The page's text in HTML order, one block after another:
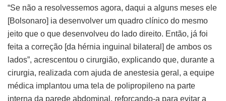
“Se não a resolvessemos agora, daqui a alguns meses ele
[Bolsonaro] ia desenvolver um quadro clínico do mesmo
jeito que o que desenvolveu do lado direito. Então, já foi
feita a correção [da hérnia inguinal bilateral] de ambos os
lados”, acrescentou o cirurgião, explicando que, durante a
cirurgia, realizada com ajuda de anestesia geral, a equipe
médica implantou uma tela de polipropileno na parte
interna da parede abdominal, reforçando-a para evitar a